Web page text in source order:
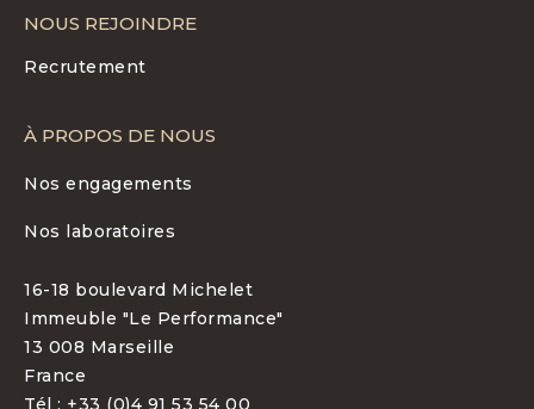
NOUS REJOINDRE
Recrutement
À PROPOS DE NOUS
Nos engagements
Nos laboratoires
16-18 boulevard Michelet
Immeuble "Le Performance"
13 008 Marseille
France